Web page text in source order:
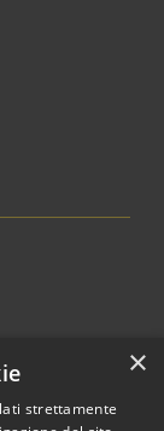
×
strettamente